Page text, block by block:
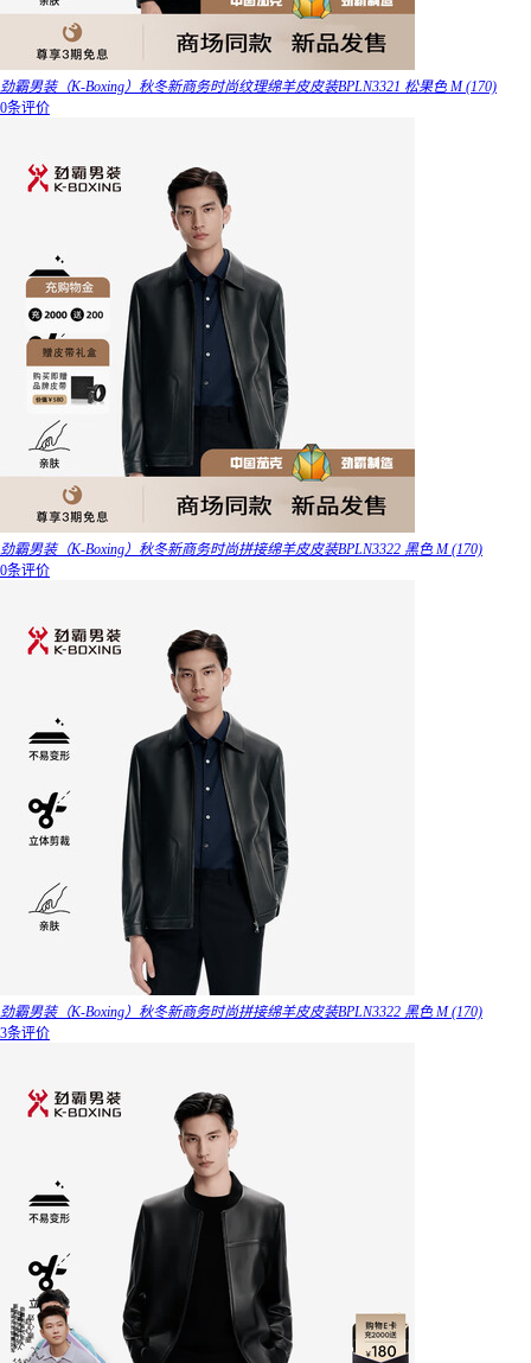
劲霸男装（K-Boxing）秋冬新商务时尚纹理绵羊皮皮装BPLN3321 松果色 M (170)
0条评价
劲霸男装（K-Boxing）秋冬新商务时尚拼接绵羊皮皮装BPLN3322 黑色 M (170)
0条评价
劲霸男装（K-Boxing）秋冬新商务时尚拼接绵羊皮皮装BPLN3322 黑色 M (170)
3条评价